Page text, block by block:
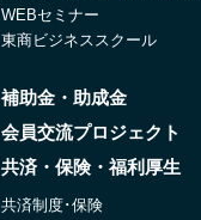
WEBセミナー
東商ビジネススクール
補助金・助成金
会員交流プロジェクト
共済・保険・福利厚生
共済制度･保険